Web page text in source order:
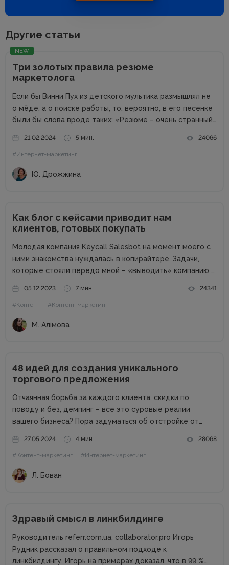
Другие статьи
NEW
Три золотых правила резюме
маркетолога
Если бы Винни Пух из детского мультика размышлял не
о мёде, а о поиске работы, то, вероятно, в его песенке
были бы слова вроде таких: «Резюме – очень странный
что...
21.02.2024 5 мин. 24066
#Интернет-маркетинг
Ю. Дрожжина
Как блог с кейсами приводит нам
клиентов, готовых покупать
Молодая компания Keycall Salesbot на момент моего с
ними знакомства нуждалась в копирайтере. Задачи,
которые стояли передо мной – «выводить» компанию в
несколько размытая, но все же ясная – мне
предлагалась позиция...
05.12.2023 7 мин. 24341
#Контент #Контент-маркетинг
М. Алімова
48 идей для создания уникального
торгового предложения
Отчаянная борьба за каждого клиента, скидки по
поводу и без, демпинг – все это суровые реалии
вашего бизнеса? Пора задуматься об отстройке от
как выделиться среди аналогичных компаний, привлечь
внимание к продуктам...
27.05.2024 4 мин. 28068
#Контент-маркетинг #Интернет-маркетинг
Л. Бован
Здравый смысл в линкбилдинге
Руководитель referr.com.ua, collaborator.pro Игорь
Рудник рассказал о правильном подходе к
линкбилдингу. Игорь на примерах доказал, что в 99 %